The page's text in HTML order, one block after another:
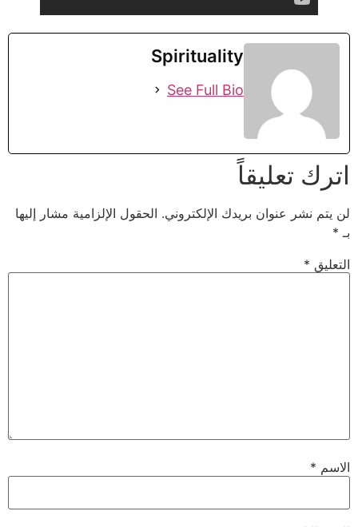
Spirituality
See Full Bio
اترك تعليقاً
لن يتم نشر عنوان بريدك الإلكتروني. الحقول الإلزامية مشار إليها
بـ *
التعليق *
الاسم *